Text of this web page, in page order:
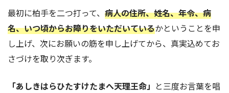
最初に柏手を二つ打って、 病人の住所、姓名、年令、病
名、いつ頃からお障りをいただいているかということを申
し上げ、次にお願いの筋を申し上げてから、真実込めてお
さづけを取り次ぎます。
「あしきはらひたすけたまへ天理王命」 と三度お言葉を唱